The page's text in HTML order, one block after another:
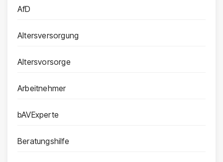
AfD
Altersversorgung
Altersvorsorge
Arbeitnehmer
bAVExperte
Beratungshilfe